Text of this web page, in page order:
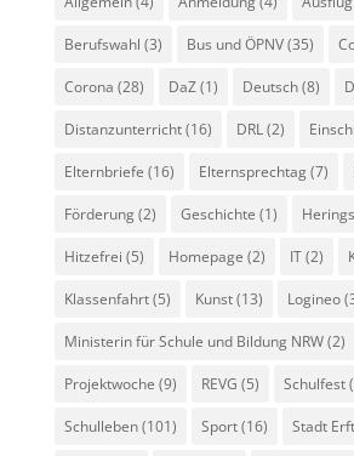
Berufswahl (3) Bus und ÖPNV(35)
Corona (28) DaZ(1) Deutsch(8)
Distanzunterricht(16) DRL(2)
Elternbriefe (16) Elternsprechtag(7)
Förderung(2) Geschichte (1)
Hitzefrei (5) Homepage (2) IT(2)
Klassenfahrt(5) Kunst(13) Logineo
Ministerin für Schule und Bildung NRW(2)
Projektwoche (9) REVG (5) Schulfest
Schulleben(101) Sport(16) Stadt